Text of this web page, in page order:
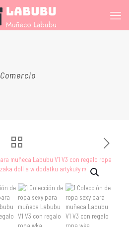
Comercio